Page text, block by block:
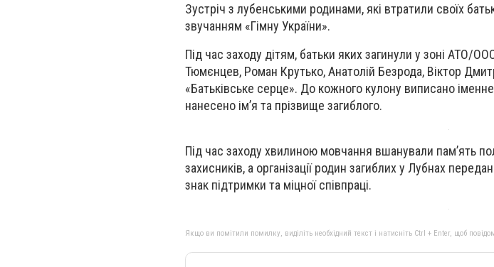
Зустріч з лубенськими родинами, які втратили своїх
звучанням «Гімну України».
Під час заходу дітям, батьки яких загинули у зоні АТО/
Тюмєнцев, Роман Крутько, Анатолій Безрода, Віктор
«Батьківське серце». До кожного кулону виписано
нанесено ім’я та прізвище загиблого.
Під час заходу хвилиною мовчання вшанували пам’ять
захисників, а організації родин загиблих у Лубнах
знак підтримки та міцної співпраці.
Якщо ви помітили помилку, виділіть необхідний текст і натисніть Ctrl + Enter, щоб